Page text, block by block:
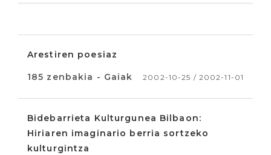
Arestiren poesiaz
185 zenbakia - Gaiak 2002-10-25 / 2002-11-01
Bidebarrieta Kulturgunea Bilbaon:
Hiriaren imaginario berria sortzeko
kulturgintza